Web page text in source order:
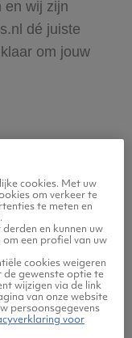
en wij zijn
dé juiste
om jouw
voor
cookies. Met uw
om verkeer te
te meten en
en kunnen uw
een profiel van uw
cookies weigeren
de gewenste optie te
wijzigen via de link
van onze website
persoonsgegevens
voor